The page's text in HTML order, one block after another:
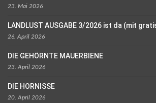
23. Mai 2026
LANDLUST AUSGABE 3/2026 ist da (mit
26. April 2026
DIE GEHÖRNTE MAUERBIENE
23. April 2026
DIE HORNISSE
20. April 2026